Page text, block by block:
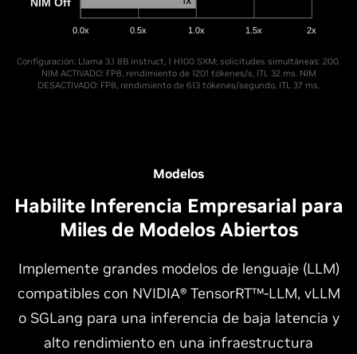
0.0x 0.5x 1.0x 1.5x 2x
Configuración: Llama 3.1 8B instruct, 1 H100 SXM; solicitudes simultáneas: 200.
NIM ACTIVADO: FP8, rendimiento de 1201 tókenes/s, ITL 32 ms. NIM
DESACTIVADO: FP8, rendimiento de 613 tókenes/segundo, ITL 37 ms.
Modelos
Habilite Inferencia Empresarial para
Miles de Modelos Abiertos
Implemente grandes modelos de lenguaje (LLM)
compatibles con NVIDIA® TensorRT™-LLM, vLLM
o SGLang para una inferencia de baja latencia y
alto rendimiento en una infraestructura